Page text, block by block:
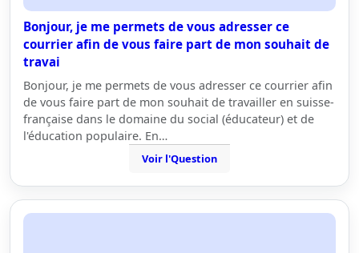
Bonjour, je me permets de vous adresser ce
courrier afin de vous faire part de mon souhait de
travai
Bonjour, je me permets de vous adresser ce courrier afin
de vous faire part de mon souhait de travailler en suisse-
française dans le domaine du social (éducateur) et de
l'éducation populaire. En…
Voir l'Question